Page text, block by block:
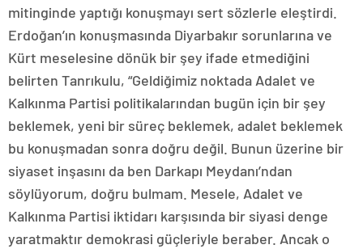
mitinginde yaptığı konuşmayı sert sözlerle eleştirdi.
Erdoğan’ın konuşmasında Diyarbakır sorunlarına ve
Kürt meselesine dönük bir şey ifade etmediğini
belirten Tanrıkulu, “Geldiğimiz noktada Adalet ve
Kalkınma Partisi politikalarından bugün için bir şey
beklemek, yeni bir süreç beklemek, adalet beklemek
bu konuşmadan sonra doğru değil. Bunun üzerine bir
siyaset inşasını da ben Darkapı Meydanı’ndan
söylüyorum, doğru bulmam. Mesele, Adalet ve
Kalkınma Partisi iktidarı karşısında bir siyasi denge
yaratmaktır demokrasi güçleriyle beraber. Ancak o